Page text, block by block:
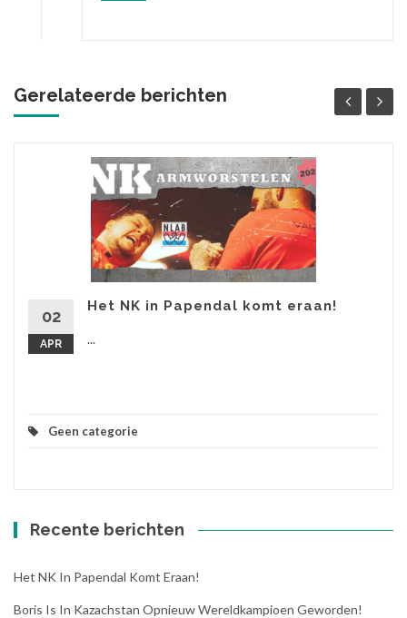
Gerelateerde berichten
02
APR
Het NK in Papendal komt eraan!
...
Geen categorie
Recente berichten
Het NK In Papendal Komt Eraan!
Boris Is In Kazachstan Opnieuw Wereldkampioen Geworden!